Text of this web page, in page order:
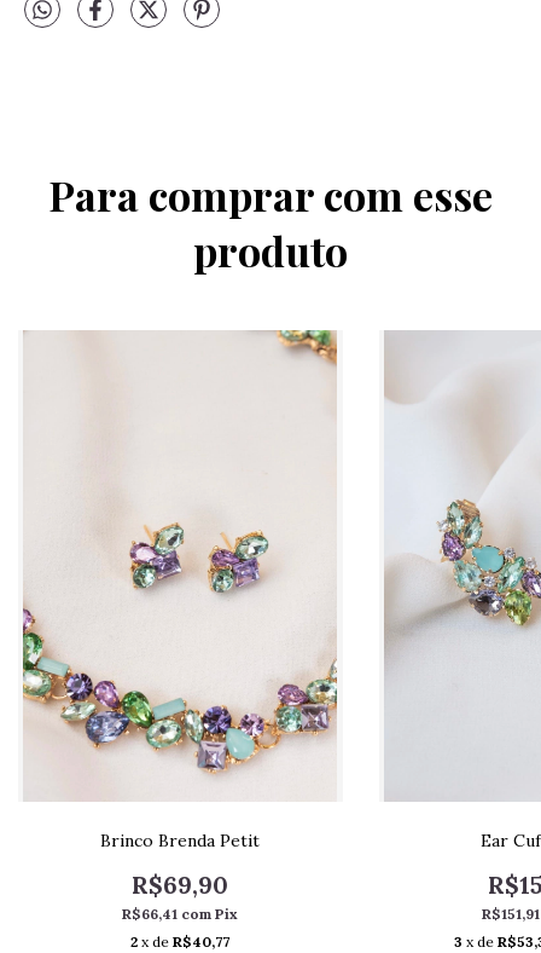
Para comprar com esse
produto
Brinco Brenda Petit
R$69,90
R$66,41 com Pix
2 x deR$40,77
Ear
3 x de